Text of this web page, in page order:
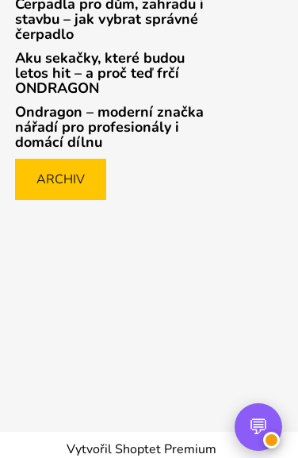
Čerpadla pro dům, zahradu i
stavbu – jak vybrat správné
čerpadlo
Aku sekačky, které budou
letos hit – a proč teď frčí
ONDRAGON
Ondragon – moderní značka
nářadí pro profesionály i
domácí dílnu
ARCHIV
Vytvořil Shoptet Premium